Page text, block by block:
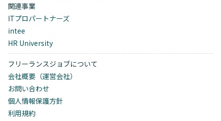
関連事業
ITプロパートナーズ
intee
HR University
フリーランスジョブについて
会社概要（運営会社）
お問い合わせ
個人情報保護方針
利用規約